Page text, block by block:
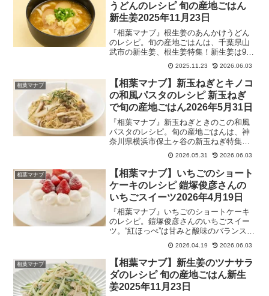
うどんのレシピ 旬の産地ごはん
新生姜2025年11月23日
『相葉マナブ』根生姜のあんかけうどん
のレシピ。旬の産地ごはんは、千葉県山
武市の新生姜、根生姜特集！新生姜は9〜
11月に収穫され、根生姜は土の中で熟成
させ新生姜と比べて辛みが強いのが特
徴。2025年11月23日
2025.11.23 2026.06.03
相葉マナブ
【相葉マナブ】新玉ねぎとキノコ
の和風パスタのレシピ 新玉ねぎ
で旬の産地ごはん2026年5月31日
『相葉マナブ』新玉ねぎときのこの和風
パスタのレシピ。旬の産地ごはんは、神
奈川県横浜市保土ヶ谷の新玉ねぎ特集！
辛さが少なく甘みが強いのが特徴の“スイ
ートスター”という品種の新玉ねぎを使っ
た絶品料理を地元の方から学ぶ。2026年5
月31日
2026.05.31 2026.06.03
相葉マナブ
【相葉マナブ】いちごのショート
ケーキのレシピ 鎧塚俊彦さんの
いちごスイーツ2026年4月19日
『相葉マナブ』いちごのショートケーキ
のレシピ。鎧塚俊彦さんのいちごスイー
ツ。“紅ほっぺ”は甘みと酸味のバランスが
良く、“ベリーポップすず”は香りも甘みも
強く、“よつぼし”は甘み・酸味・風味・旨
味の4拍子が揃っており、濃厚な味わいな
のが特徴です！2026年4月19日
2026.04.19 2026.06.03
相葉マナブ
【相葉マナブ】新生姜のツナサラ
ダのレシピ 旬の産地ごはん新生
姜2025年11月23日